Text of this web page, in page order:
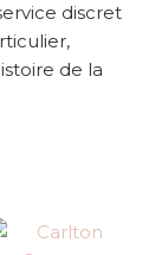
discret
de la